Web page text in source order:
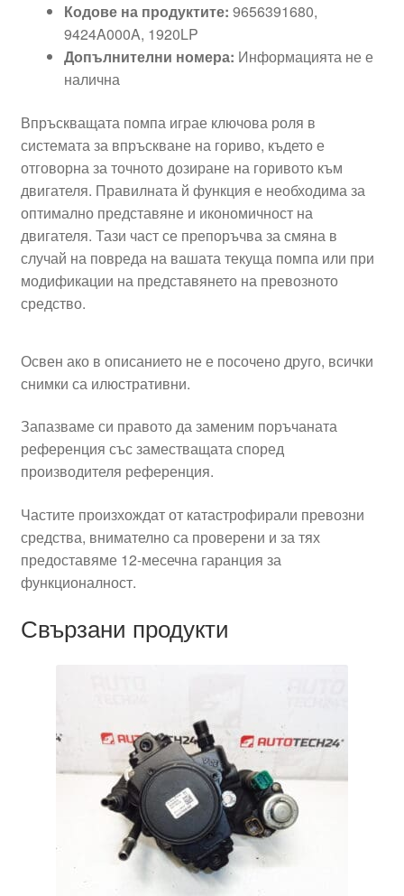
Кодове на продуктите: 9656391680,
9424A000A, 1920LP
Допълнителни номера: Информацията не е
налична
Впръскващата помпа играе ключова роля в
системата за впръскване на гориво, където е
отговорна за точното дозиране на горивото към
двигателя. Правилната й функция е необходима за
оптимално представяне и икономичност на
двигателя. Тази част се препоръчва за смяна в
случай на повреда на вашата текуща помпа или при
модификации на представянето на превозното
средство.
Освен ако в описанието не е посочено друго, всички
снимки са илюстративни.
Запазваме си правото да заменим поръчаната
референция със заместващата според
производителя референция.
Частите произхождат от катастрофирали превозни
средства, внимателно са проверени и за тях
предоставяме 12-месечна гаранция за
функционалност.
Свързани продукти